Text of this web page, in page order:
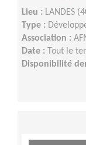
Lieu : LANDES
Type :
Association :
Date :
Tout le
Disponibilité